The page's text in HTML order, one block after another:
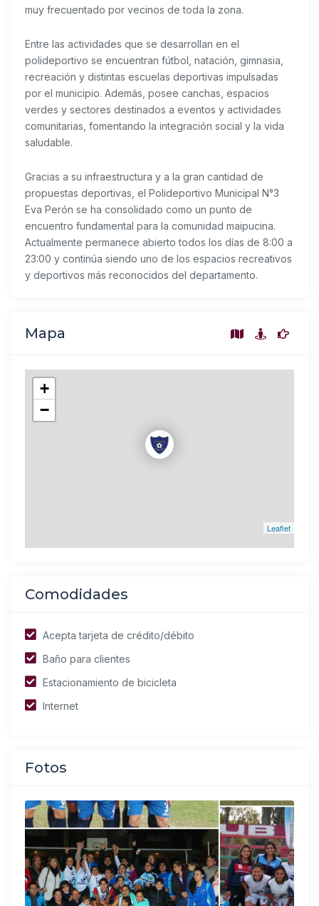
muy frecuentado por vecinos de toda la zona.
Entre las actividades que se desarrollan en el
polideportivo se encuentran fútbol, natación, gimnasia,
recreación y distintas escuelas deportivas impulsadas
por el municipio. Además, posee canchas, espacios
verdes y sectores destinados a eventos y actividades
comunitarias, fomentando la integración social y la vida
saludable.
Gracias a su infraestructura y a la gran cantidad de
propuestas deportivas, el Polideportivo Municipal N°3
Eva Perón se ha consolidado como un punto de
encuentro fundamental para la comunidad maipucina.
Actualmente permanece abierto todos los días de 8:00 a
23:00 y continúa siendo uno de los espacios recreativos
y deportivos más reconocidos del departamento.
Mapa
+
−
Leaflet
Comodidades
Acepta tarjeta de crédito/débito
Baño para clientes
Estacionamiento de bicicleta
Internet
Fotos